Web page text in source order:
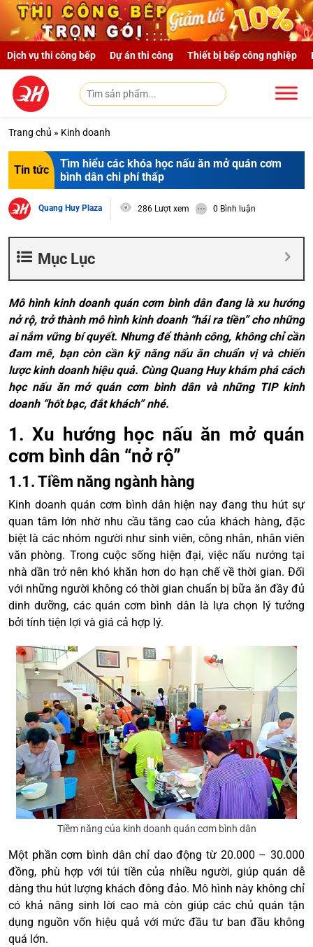
Skip to main content
Dịch vụ thi công bếp Dự án thi công Thiết bị bếp công nghiệp
Trang chủ » Kinh doanh
Tin tức
Tìm hiểu các khóa học nấu ăn mở quán cơm
bình dân chi phí thấp
Quang Huy Plaza 286 Lượt xem 0 Bình luận
Mục Lục
Mô hình kinh doanh quán cơm bình dân đang là xu hướng
nở rộ, trở thành mô hình kinh doanh “hái ra tiền” cho những
ai nắm vững bí quyết. Nhưng để thành công, không chỉ cần
đam mê, bạn còn cần kỹ năng nấu ăn chuẩn vị và chiến
lược kinh doanh hiệu quả. Cùng Quang Huy khám phá cách
học nấu ăn mở quán cơm bình dân và những TIP kinh
doanh “hốt bạc, đắt khách” nhé.
1. Xu hướng học nấu ăn mở quán
cơm bình dân “nở rộ”
1.1. Tiềm năng ngành hàng
Kinh doanh quán cơm bình dân hiện nay đang thu hút sự
quan tâm lớn nhờ nhu cầu tăng cao của khách hàng, đặc
biệt là các nhóm người như sinh viên, công nhân, nhân viên
văn phòng. Trong cuộc sống hiện đại, việc nấu nướng tại
nhà dần trở nên khó khăn hơn do hạn chế về thời gian. Đối
với những người không có thời gian chuẩn bị bữa ăn đầy đủ
dinh dưỡng, các quán cơm bình dân là lựa chọn lý tưởng
bởi tính tiện lợi và giá cả hợp lý.
Tiềm năng của kinh doanh quán cơm bình dân
Một phần cơm bình dân chỉ dao động từ 20.000 – 30.000
đồng, phù hợp với túi tiền của nhiều người, giúp quán dễ
dàng thu hút lượng khách đông đảo. Mô hình này không chỉ
có khả năng sinh lời cao mà còn giúp các chủ quán tận
dụng nguồn vốn hiệu quả với mức đầu tư ban đầu không
quá lớn.